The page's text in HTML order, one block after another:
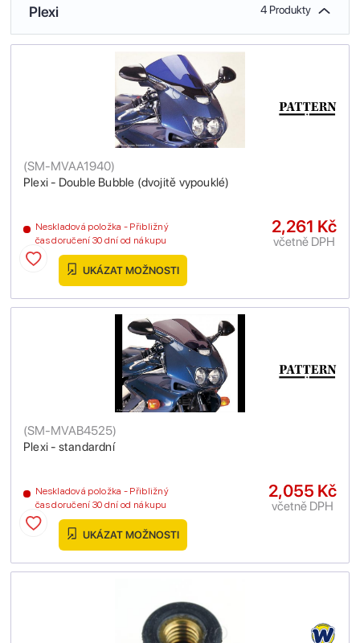
Plexi 4 Produkty
Plexi - Double Bubble (dvojitě vypouklé)
(SM-MVAA1940)
Neskladová položka - Přibližný
čas doručení 30 dní od nákupu
2,261 Kč
včetně DPH
UKÁZAT MOŽNOSTI
Plexi - standardní
(SM-MVAB4525)
Neskladová položka - Přibližný
čas doručení 30 dní od nákupu
2,055 Kč
včetně DPH
UKÁZAT MOŽNOSTI